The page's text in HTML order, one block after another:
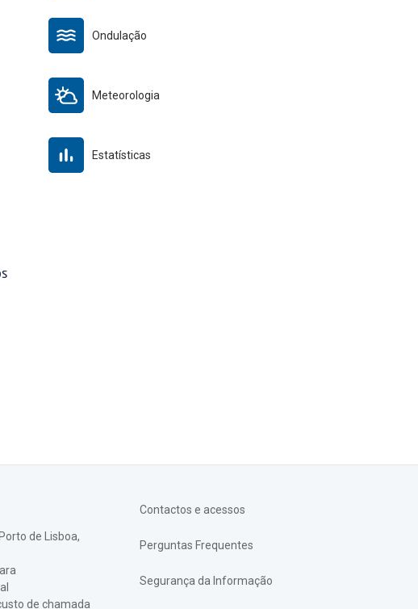
Ondulação
Meteorologia
Estatísticas
de Lisboa,
de chamada
Contactos e acessos
Perguntas Frequentes
Segurança da Informação